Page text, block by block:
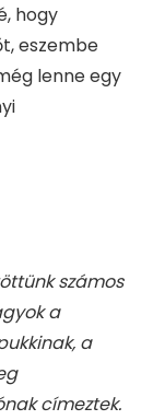
hogy
eszembe
lenne egy
számos
a
a
címeztek.